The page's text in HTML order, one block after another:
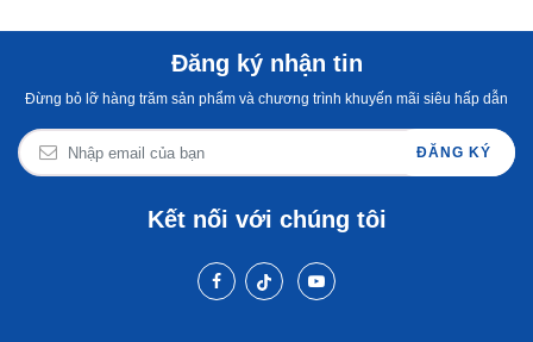
Đăng ký nhận tin
Đừng bỏ lỡ hàng trăm sản phẩm và chương trình khuyến mãi siêu hấp dẫn
ĐĂNG KÝ
Kết nối với chúng tôi